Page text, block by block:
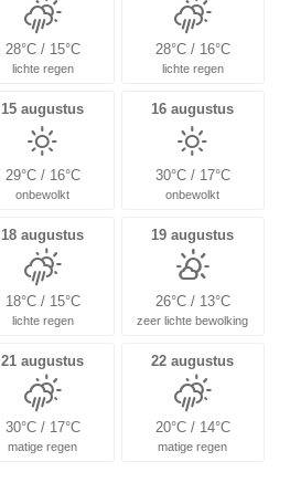
28°C / 15°C
lichte regen
28°C / 16°C
lichte regen
15 augustus
29°C / 16°C
onbewolkt
16 augustus
30°C / 17°C
onbewolkt
18 augustus
18°C / 15°C
lichte regen
19 augustus
26°C / 13°C
zeer lichte bewolking
21 augustus
30°C / 17°C
matige regen
22 augustus
20°C / 14°C
matige regen